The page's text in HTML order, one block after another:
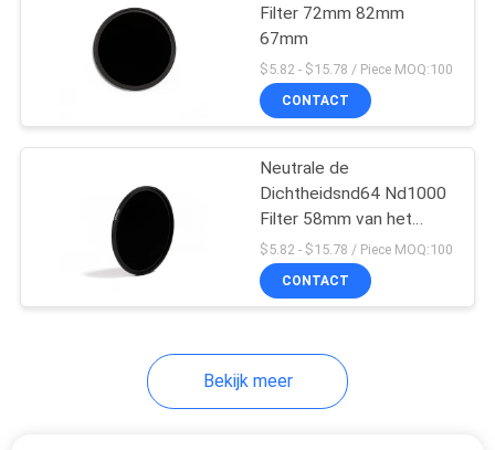
Filter 72mm 82mm
67mm
$5.82 - $15.78 / Piece MOQ:100
CONTACT
Neutrale de
Dichtheidsnd64 Nd1000
Filter 58mm van het
Schottglas
$5.82 - $15.78 / Piece MOQ:100
CONTACT
Bekijk meer